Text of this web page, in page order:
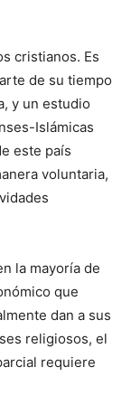
cristianos. Es
de su tiempo
y un estudio
Islámicas
este país
voluntaria,
la mayoría de
que
dan a sus
religiosos, el
requiere